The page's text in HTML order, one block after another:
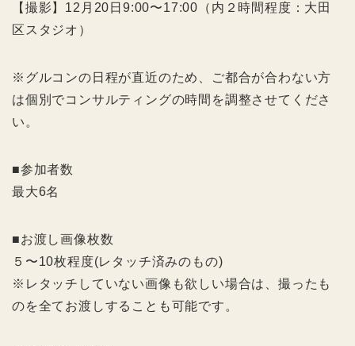
【撮影】12月20日9:00〜17:00（内２時間程度：大田
区スタジオ）
※グルコンの日程が直近のため、ご都合が合わない方
は個別でコンサルティングの時間を調整させてくださ
い。
■参加者数
最大6名
■お渡し画像枚数
５〜10枚程度(レタッチ済みのもの)
※レタッチしていない画像も欲しい場合は、撮ったも
のを全てお渡しすることも可能です。